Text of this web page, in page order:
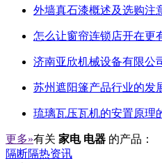
外墙真石漆概述及选购注
怎么让窗帘连锁店开在更
济南亚欣机械设备有限公
苏州遮阳篷产品行业的发
琉璃瓦压瓦机的安置原理
更多»有关 家电 电器 的产品：
隔断隔热资讯